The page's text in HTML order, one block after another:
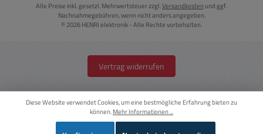
Alle Preise inkl. gesetzl. Mehrwertsteuer zzgl.Versandkosten und ggf.
Nachnahmegebühren, wenn nicht anders angegeben.
© 2026 HENRI elektronik - Alle Rechte vorbehalten.
Vertrag widerrufen
Diese Website verwendet Cookies, um eine bestmögliche Erfahrung bieten zu
können.Mehr Informationen ...